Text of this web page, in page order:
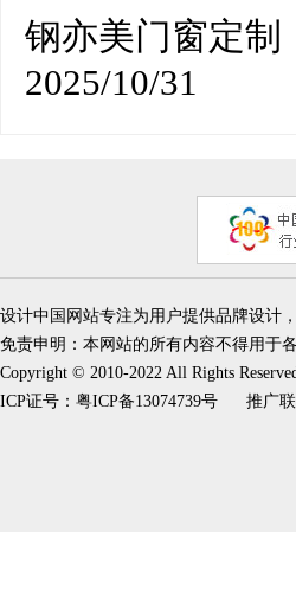
钢亦美门窗定制
2025/10/31
设计中国网站专注为用户提供品牌设计
免责申明：本网站的所有内容不得用于
Copyright © 2010-2022 All Rights
ICP证号： 粤ICP备13074739号 推广联